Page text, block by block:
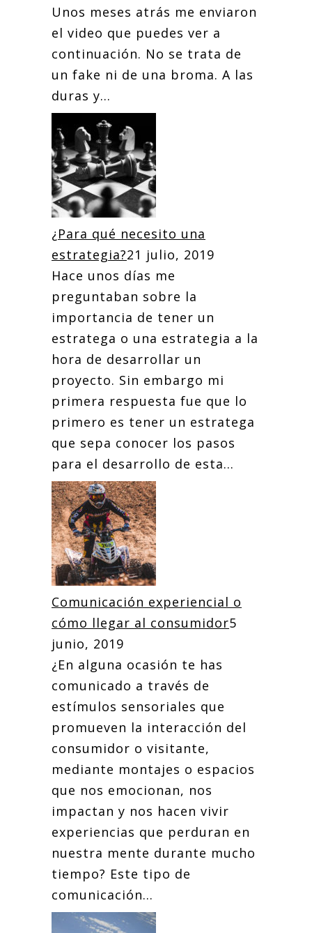
Unos meses atrás me enviaron
el video que puedes ver a
continuación. No se trata de
un fake ni de una broma. A las
duras y...
¿Para qué necesito una
estrategia?21 julio, 2019
Hace unos días me
preguntaban sobre la
importancia de tener un
estratega o una estrategia a la
hora de desarrollar un
proyecto. Sin embargo mi
primera respuesta fue que lo
primero es tener un estratega
que sepa conocer los pasos
para el desarrollo de esta...
Comunicación experiencial o
cómo llegar al consumidor5
junio, 2019
¿En alguna ocasión te has
comunicado a través de
estímulos sensoriales que
promueven la interacción del
consumidor o visitante,
mediante montajes o espacios
que nos emocionan, nos
impactan y nos hacen vivir
experiencias que perduran en
nuestra mente durante mucho
tiempo? Este tipo de
comunicación...